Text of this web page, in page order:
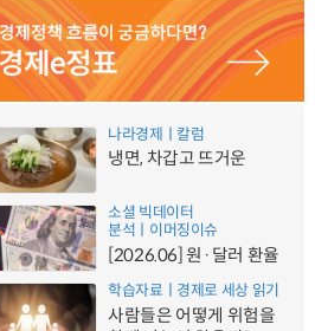
나라경제ㅣ칼럼
냉면, 차갑고 뜨거운
소셜 빅데이터
분석ㅣ이머징이슈
[2026.06] 원·달러 환율
학습자료ㅣ경제로 세상 읽기
사람들은 어떻게 위험을